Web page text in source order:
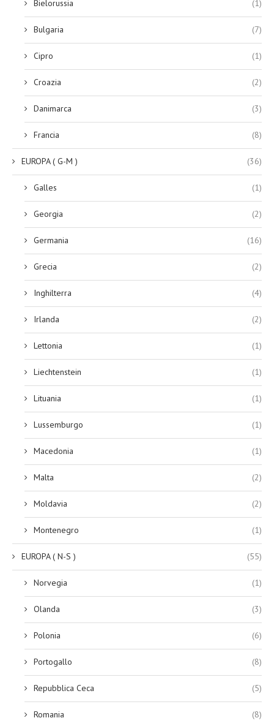
Bielorussia (1)
Bulgaria (7)
Cipro (1)
Croazia (2)
Danimarca (3)
Francia (8)
EUROPA ( G-M ) (36)
Galles (1)
Georgia (2)
Germania (16)
Grecia (2)
Inghilterra (4)
Irlanda (2)
Lettonia (1)
Liechtenstein (1)
Lituania (1)
Lussemburgo (1)
Macedonia (1)
Malta (2)
Moldavia (2)
Montenegro (1)
EUROPA ( N-S ) (55)
Norvegia (1)
Olanda (3)
Polonia (6)
Portogallo (8)
Repubblica Ceca (5)
Romania (8)